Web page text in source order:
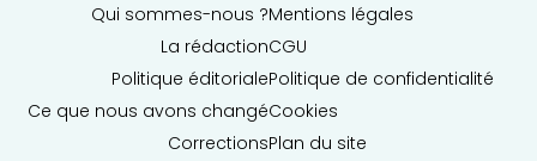
Qui sommes-nous ?
La rédaction
Politique éditoriale
Ce que nous avons changé
Corrections
Mentions légales
CGU
Politique de confidentialité
Cookies
Plan du site